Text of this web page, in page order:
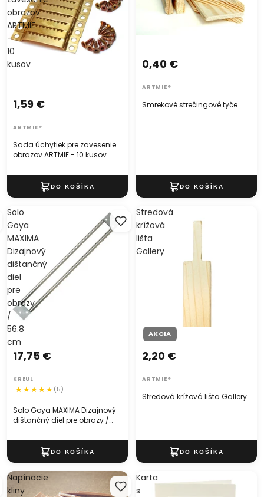
obrazov
ARTMIE
-
10
kusov
Sada úchytiek pre zavesenie
obrazov ARTMIE - 10 kusov
1,59 €
ARTMIE®
Smrekové strečingové tyče
0,40 €
ARTMIE®
Solo
Goya
MAXIMA
Dizajnový
dištančný
diel
pre
obrazy
/
56.8
cm
Solo Goya MAXIMA Dizajnový
dištančný diel pre obrazy /
17,75 €
KREUL
(5)
Stredová
krížová
lišta
Gallery
AKCIA
Stredová krížová lišta Gallery
2,20 €
ARTMIE®
Napínacie
kliny
Karta
s